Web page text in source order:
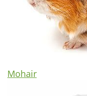
Mohair